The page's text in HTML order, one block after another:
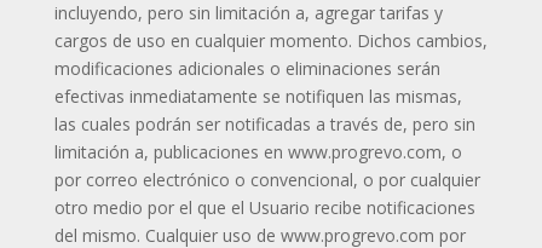
incluyendo, pero sin limitación a, agregar tarifas y
cargos de uso en cualquier momento. Dichos cambios,
modificaciones adicionales o eliminaciones serán
efectivas inmediatamente se notifiquen las mismas,
las cuales podrán ser notificadas a través de, pero sin
limitación a, publicaciones en www.progrevo.com, o
por correo electrónico o convencional, o por cualquier
otro medio por el que el Usuario recibe notificaciones
del mismo. Cualquier uso de www.progrevo.com por